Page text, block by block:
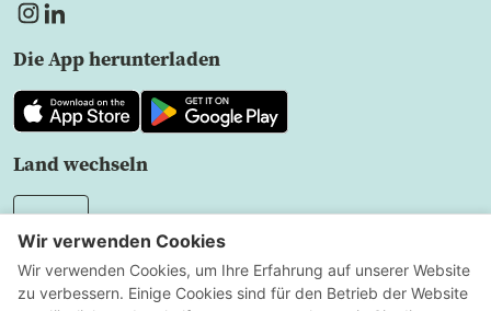
Die App herunterladen
Land wechseln
DE